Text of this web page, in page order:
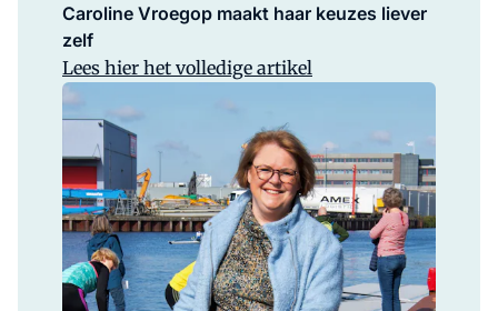
Caroline Vroegop maakt haar keuzes liever
zelf
Lees hier het volledige artikel